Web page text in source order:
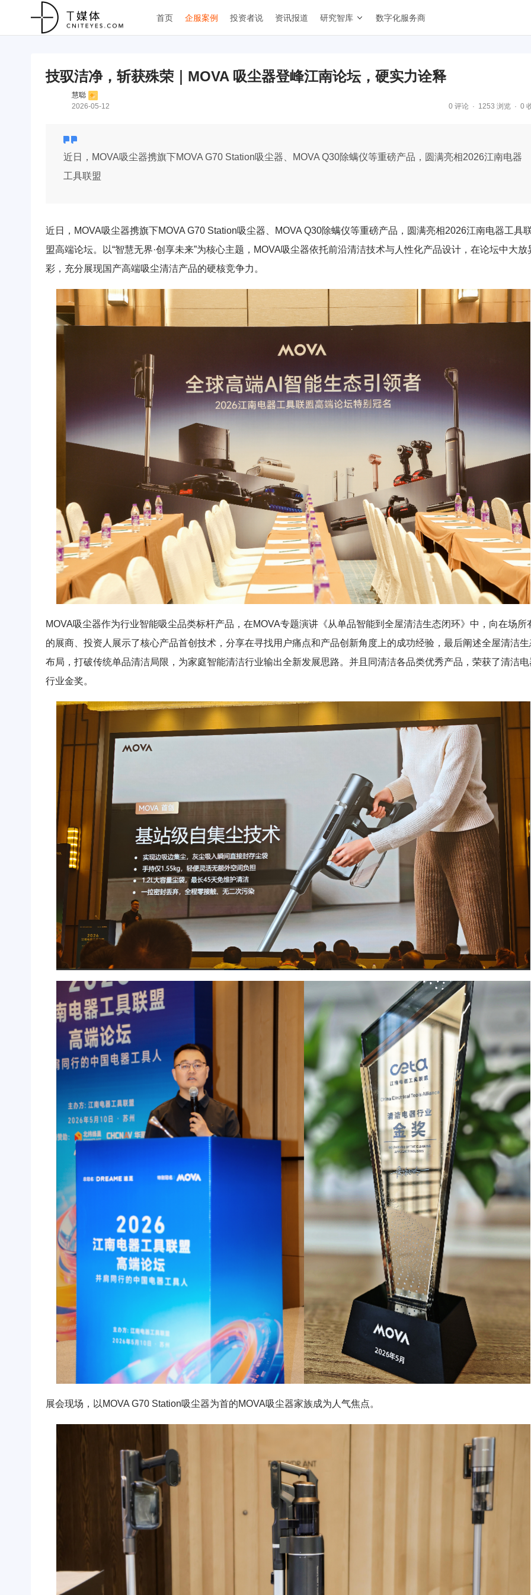
首页 企服案例 投资者说 资讯报道 研究智库 数字化服务商
技驭洁净，斩获殊荣｜MOVA 吸尘器登峰江南论坛，硬实力诠释
慧聪
2026-05-12
0 评论 1253 浏览 0
近日，MOVA吸尘器携旗下MOVA G70 Station吸尘器、MOVA Q30除螨仪等重磅产品，圆满亮相2026江南电器
工具联盟
近日，MOVA吸尘器携旗下MOVA G70 Station吸尘器、MOVA Q30除螨仪等重磅产品，圆满亮相2026江南电器工具
盟高端论坛。以“智慧无界·创享未来”为核心主题，MOVA吸尘器依托前沿清洁技术与人性化产品设计，在论坛中大放
彩，充分展现国产高端吸尘清洁产品的硬核竞争力。
MOVA吸尘器作为行业智能吸尘品类标杆产品，在MOVA专题演讲《从单品智能到全屋清洁生态闭环》中，向在场所
的展商、投资人展示了核心产品首创技术，分享在寻找用户痛点和产品创新角度上的成功经验，最后阐述全屋清洁生
布局，打破传统单品清洁局限，为家庭智能清洁行业输出全新发展思路。并且同清洁各品类优秀产品，荣获了清洁电
行业金奖。
展会现场，以MOVA G70 Station吸尘器为首的MOVA吸尘器家族成为人气焦点。